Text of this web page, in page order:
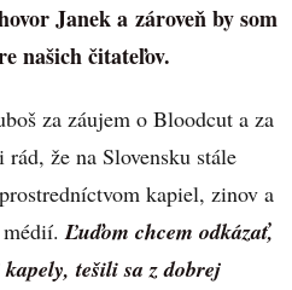
Janek a zároveň by som
našich čitateľov.
za záujem o Bloodcut a za
že na Slovensku stále
kapiel, zinov a
Ľuďom chcem odkázať,
tešili sa z dobrej